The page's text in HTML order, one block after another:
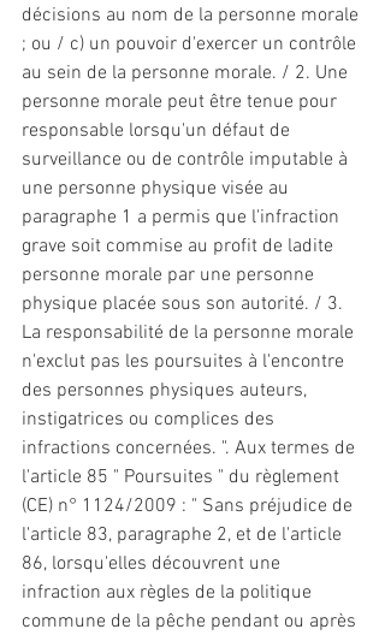
décisions au nom de la personne morale
; ou / c) un pouvoir d'exercer un contrôle
au sein de la personne morale. / 2. Une
personne morale peut être tenue pour
responsable lorsqu'un défaut de
surveillance ou de contrôle imputable à
une personne physique visée au
paragraphe 1 a permis que l'infraction
grave soit commise au profit de ladite
personne morale par une personne
physique placée sous son autorité. / 3.
La responsabilité de la personne morale
n'exclut pas les poursuites à l'encontre
des personnes physiques auteurs,
instigatrices ou complices des
infractions concernées. ". Aux termes de
l'article 85 " Poursuites " du règlement
(CE) n° 1124/2009 : " Sans préjudice de
l'article 83, paragraphe 2, et de l'article
86, lorsqu'elles découvrent une
infraction aux règles de la politique
commune de la pêche pendant ou après